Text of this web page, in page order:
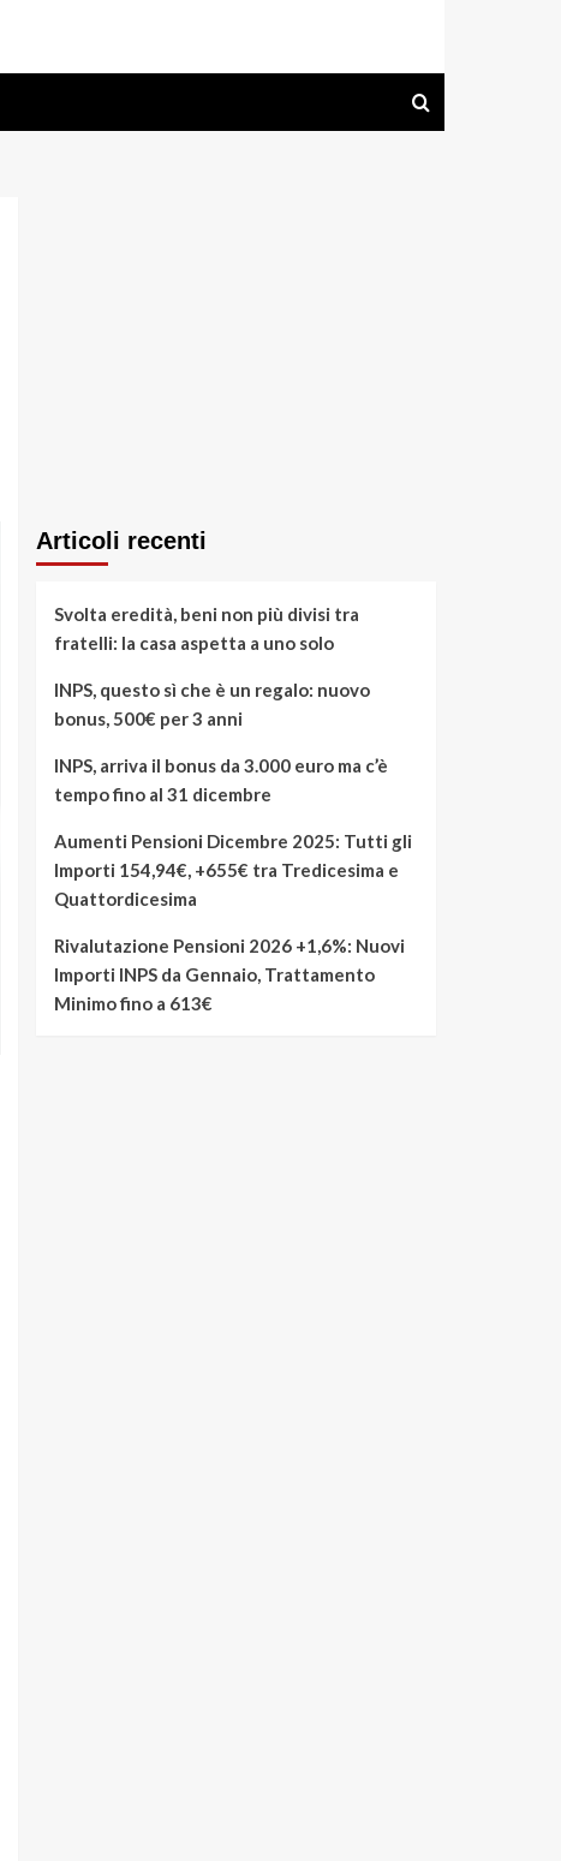
Articoli recenti
Svolta eredità, beni non più divisi tra
fratelli: la casa aspetta a uno solo
INPS, questo sì che è un regalo: nuovo
bonus, 500€ per 3 anni
INPS, arriva il bonus da 3.000 euro ma c’è
tempo fino al 31 dicembre
Aumenti Pensioni Dicembre 2025: Tutti gli
Importi 154,94€, +655€ tra Tredicesima e
Quattordicesima
Rivalutazione Pensioni 2026 +1,6%: Nuovi
Importi INPS da Gennaio, Trattamento
Minimo fino a 613€